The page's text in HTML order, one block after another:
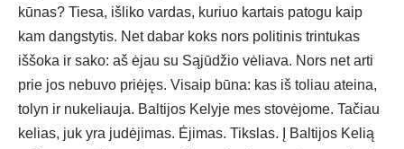
kūnas? Tiesa, išliko vardas, kuriuo kartais patogu kaip
kam dangstytis. Net dabar koks nors politinis trintukas
iššoka ir sako: aš ėjau su Sąjūdžio vėliava. Nors net arti
prie jos nebuvo priėjęs. Visaip būna: kas iš toliau ateina,
tolyn ir nukeliauja. Baltijos Kelyje mes stovėjome. Tačiau
kelias, juk yra judėjimas. Ėjimas. Tikslas. Į Baltijos Kelią